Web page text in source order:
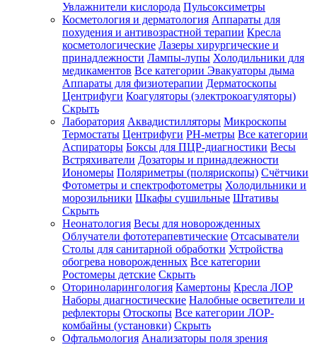
Увлажнители кислорода Пульсоксиметры
Косметология и дерматология Аппараты для
похудения и антивозрастной терапии Кресла
косметологические Лазеры хирургические и
принадлежности Лампы-лупы Холодильники для
медикаментов Все категории Эвакуаторы дыма
Аппараты для физиотерапии Дерматоскопы
Центрифуги Коагуляторы (электрокоагуляторы)
Скрыть
Лаборатория Аквадистилляторы Микроскопы
Термостаты Центрифуги PH-метры Все категории
Аспираторы Боксы для ПЦР-диагностики Весы
Встряхиватели Дозаторы и принадлежности
Иономеры Поляриметры (полярископы) Счётчики
Фотометры и спектрофотометры Холодильники и
морозильники Шкафы сушильные Штативы
Скрыть
Неонатология Весы для новорожденных
Облучатели фототерапевтические Отсасыватели
Столы для санитарной обработки Устройства
обогрева новорожденных Все категории
Ростомеры детские Скрыть
Оториноларингология Камертоны Кресла ЛОР
Наборы диагностические Налобные осветители и
рефлекторы Отоскопы Все категории ЛОР-
комбайны (установки) Скрыть
Офтальмология Анализаторы поля зрения